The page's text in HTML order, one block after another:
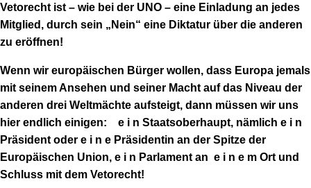
Vetorecht ist – wie bei der UNO – eine Einladung an jedes
Mitglied, durch sein „Nein“ eine Diktatur über die anderen
zu eröffnen!
Wenn wir europäischen Bürger wollen, dass Europa jemals
mit seinem Ansehen und seiner Macht auf das Niveau der
anderen drei Weltmächte aufsteigt, dann müssen wir uns
hier endlich einigen: e i n Staatsoberhaupt, nämlich e i n
Präsident oder e i n e Präsidentin an der Spitze der
Europäischen Union, e i n Parlament an e i n e m Ort und
Schluss mit dem Vetorecht!